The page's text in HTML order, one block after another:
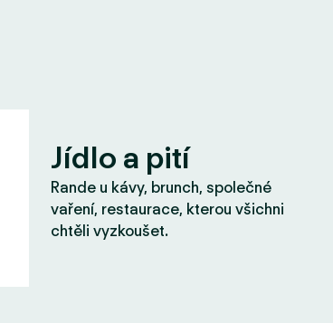
Jídlo a pití
Rande u kávy, brunch, společné
vaření, restaurace, kterou všichni
chtěli vyzkoušet.